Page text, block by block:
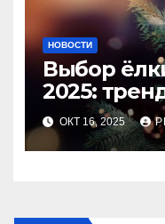
НОВОСТИ
Выбор
2025:
ОКТ 16, 2025